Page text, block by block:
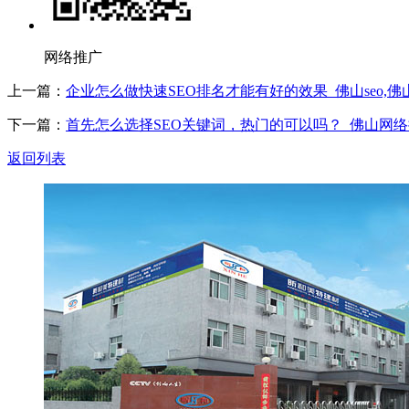
网络推广
上一篇： 企业怎么做快速SEO排名才能有好的效果_佛山seo,佛
下一篇： 首先怎么选择SEO关键词，热门的可以吗？_佛山网
返回列表